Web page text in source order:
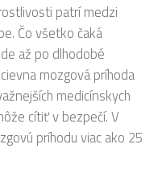
patrí medzi
Čo všetko čaká
až po dlhodobé
mozgová príhoda
medicínskych
cítiť v bezpečí. V
príhodu viac ako 25